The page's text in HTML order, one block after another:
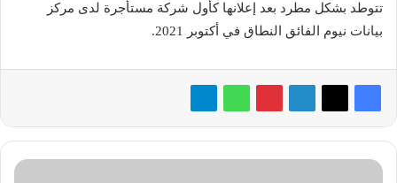
تتوطد بشكل مطرد بعد إعلانها كأول شركة مستأجرة لدى مركز
بيانات نيوم الفائق النطاق في أكتوبر 2021.
حلّ